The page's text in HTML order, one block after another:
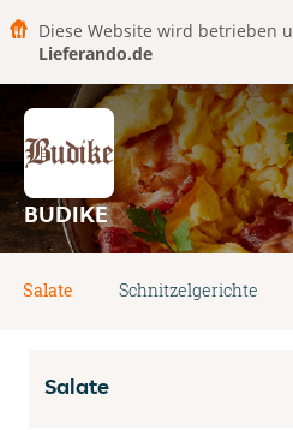
Diese Website wird betrieben
Lieferando.de
BUDIKE
Salate Schnitzelgerichte
Salate